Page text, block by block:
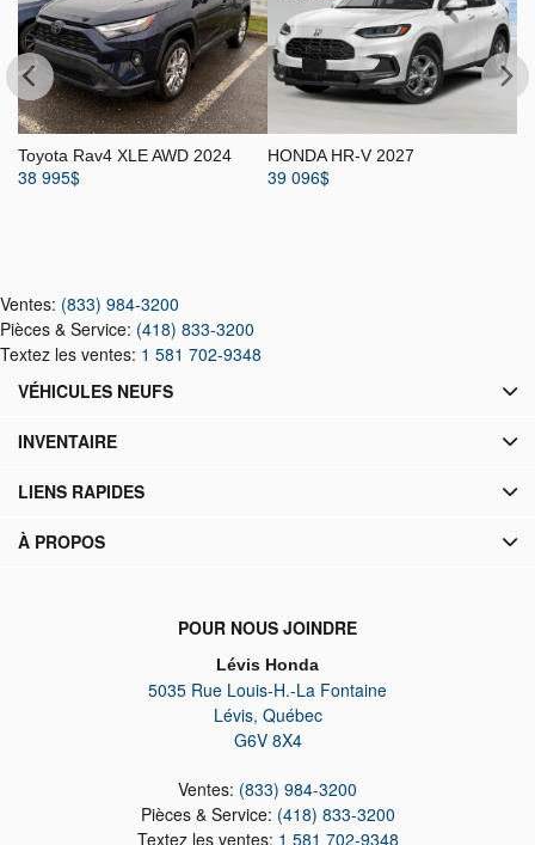
Toyota Rav4 XLE AWD 2024
38 995$
HONDA HR-V 2027
39 096$
Ventes: (833) 984-3200
Pièces & Service: (418) 833-3200
Textez les ventes: 1 581 702-9348
POUR NOUS JOINDRE
Lévis Honda
5035 Rue Louis-H.-La Fontaine
Lévis, Québec
G6V 8X4
Ventes: (833) 984-3200
Pièces & Service: (418) 833-3200
Textez les ventes: 1 581 702-9348
VÉHICULES NEUFS
INVENTAIRE
LIENS RAPIDES
À PROPOS